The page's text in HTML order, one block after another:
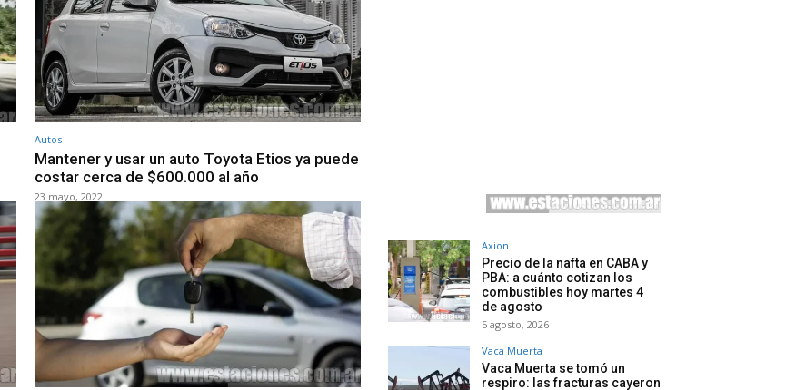
Autos
Mantener y usar un auto Toyota Etios ya puede
costar cerca de $600.000 al año
23 mayo, 2022
Axion
Precio de la nafta en CABA y
PBA: a cuánto cotizan los
combustibles hoy martes 4
de agosto
5 agosto, 2026
Vaca Muerta
Vaca Muerta se tomó un
respiro: las fracturas cayeron